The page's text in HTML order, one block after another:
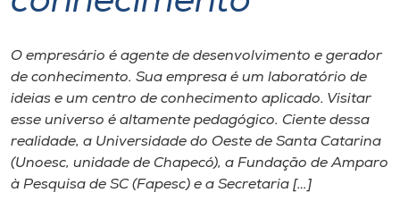
Internacionalização
I.nova
O empresário é agente de desenvolvimento e gerador
de conhecimento. Sua empresa é um laboratório de
ideias e um centro de conhecimento aplicado. Visitar
esse universo é altamente pedagógico. Ciente dessa
realidade, a Universidade do Oeste de Santa Catarina
(Unoesc, unidade de Chapecó), a Fundação de Amparo
à Pesquisa de SC (Fapesc) e a Secretaria […]